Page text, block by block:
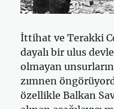
İttihat ve Terakki
dayalı bir ulus
olmayan unsurların
zımnen
özellikle Balkan